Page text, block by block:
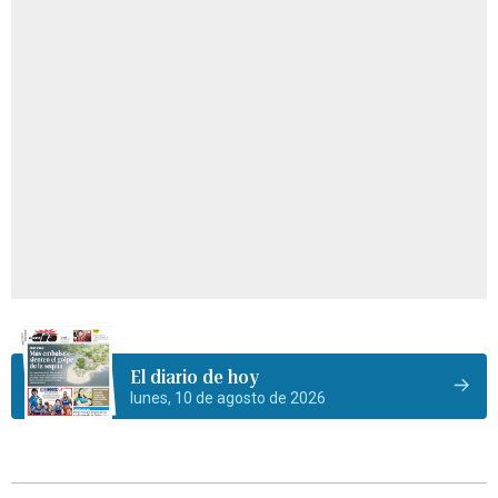
El diario de hoy
lunes, 10 de agosto de 2026